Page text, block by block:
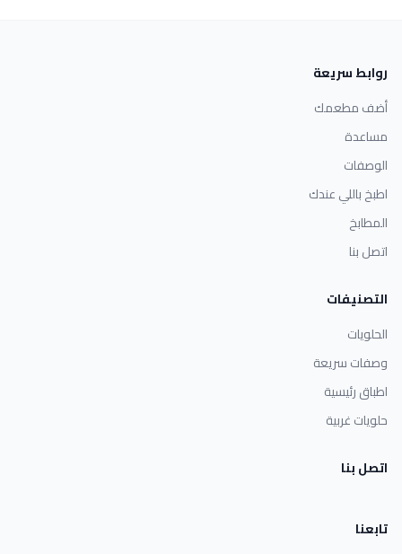
روابط سريعة
أضف مطعمك
مساعدة
الوصفات
اطبخ باللي عندك
المطابخ
اتصل بنا
التصنيفات
الحلويات
وصفات سريعة
اطباق رئيسية
حلويات غربية
اتصل بنا
تابعنا